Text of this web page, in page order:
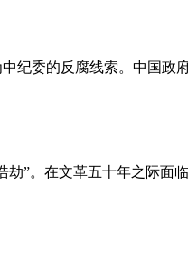
纪委的反腐线索。中国政
”。在文革五十年之际面